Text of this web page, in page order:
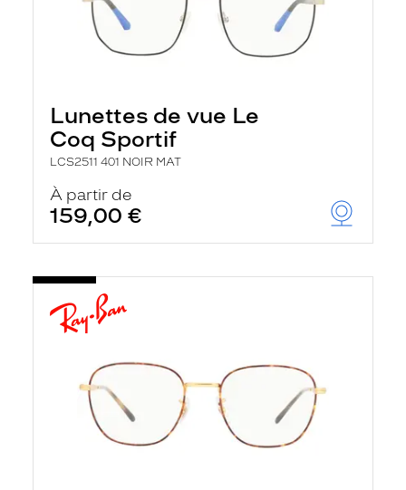
Lunettes de vue Le
Coq Sportif
LCS2511 401 NOIR MAT
À partir de
159,00 €